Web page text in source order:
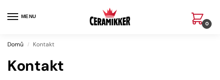
MENU
0
Domů / Kontakt
Kontakt